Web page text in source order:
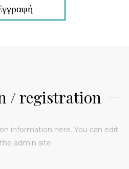
/ registration
information here. You can edit
admin site.